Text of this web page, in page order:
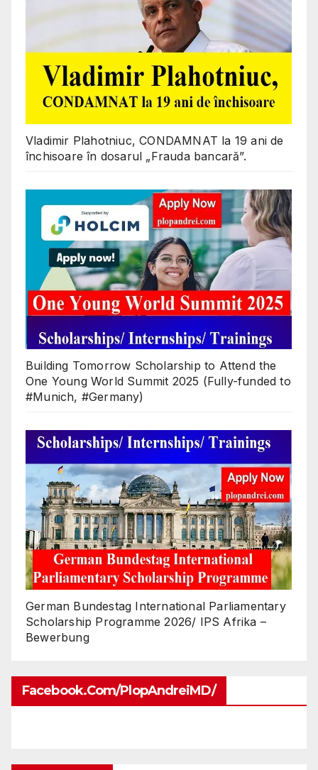
Vladimir Plahotniuc, CONDAMNAT la 19 ani de
închisoare în dosarul „Frauda bancară”.
Building Tomorrow Scholarship to Attend the
One Young World Summit 2025 (Fully-funded to
#Munich, #Germany)
German Bundestag International Parliamentary
Scholarship Programme 2026/ IPS Afrika –
Bewerbung
Facebook.com/PlopAndreiMD/